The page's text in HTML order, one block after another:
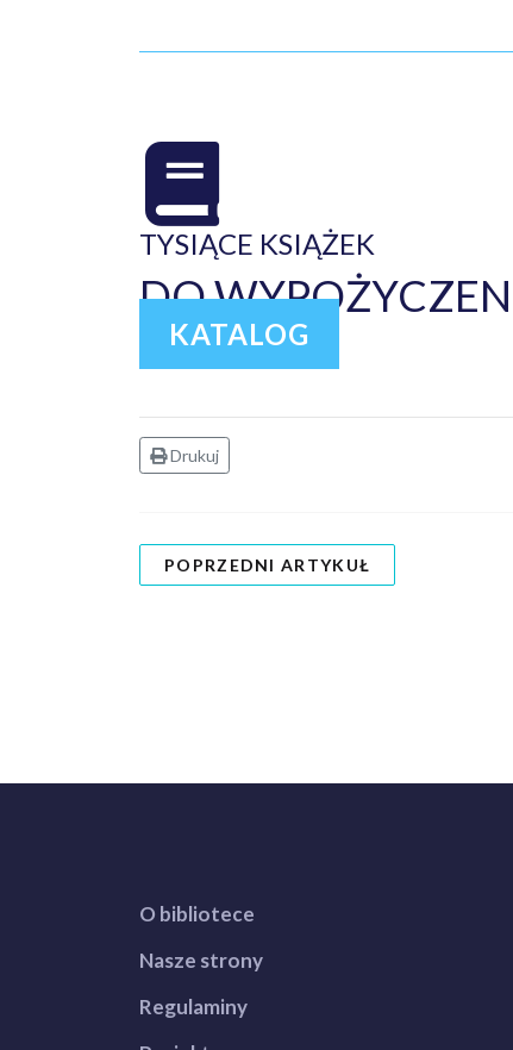
TYSIĄCE KSIĄŻEK
DO
KATALOG
Drukuj
POPRZEDNI ARTYKUŁ
O bibliotece
Nasze strony
Regulaminy